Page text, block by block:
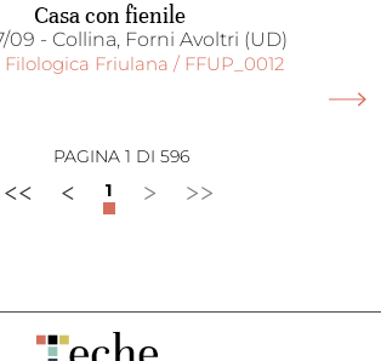
Casa con fienile
09 - Collina, Forni Avoltri (UD)
Filologica Friulana / FFUP_0012
<< < 1 > >>
PAGINA 1 DI 596